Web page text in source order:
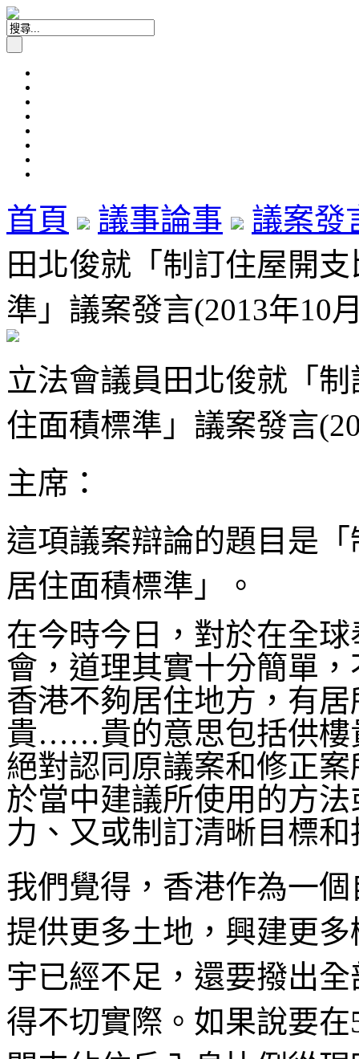
首頁 議事論事
議案發
田北俊就「制訂住屋開
準」議案發言(2013年10
立法會議員田北俊就「
住面積標準」議案發言
主席：
這項議案辯論的題目是
居住面積標準」。
在今時今日，對於在全
會，道理其實十分簡單
香港不夠居住地方，有
貴……貴的意思包括供樓
絕對認同原議案和修正
於當中建議所使用的方
力、又或制訂清晰目標
我們覺得，香港作為一
提供更多土地，興建更
宇已經不足，還要撥出
得不切實際。如果說要